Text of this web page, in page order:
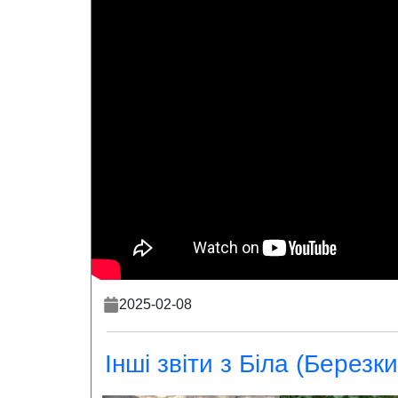
2025-02-08
Інші звіти з Біла